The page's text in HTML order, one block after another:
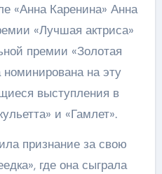
«Анна Каренина» Анна
«Лучшая актриса»
премии «Золотая
на эту
выступления в
и «Гамлет».
признание за свою
где она сыграла